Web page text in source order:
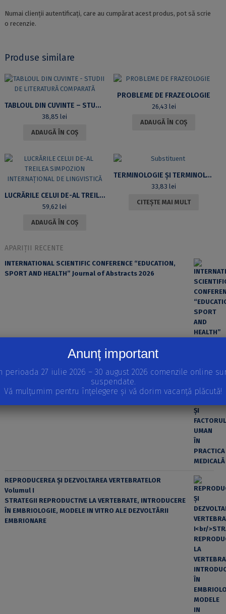
Ediția
a
și
Numai clienții autentificați, care au cumpărat acest produs, pot să scrie
o recenzie.
Produse similare
TABLOUL DIN CUVINTE – STUDII DE LITERATURĂ COMPARATĂ
38,85lei
ADAUGĂ ÎN COȘ
PROBLEME DE FRAZEOLOGIE
26,43 lei
ADAUGĂ ÎN COȘ
LUCRĂRILE CELUI DE-AL TREILEA SIMPOZION INTERNAȚIONAL DE LINGVISTICĂ
59,62lei
ADAUGĂ ÎN COȘ
TERMINOLOGIE ȘI TERMINOLOGII
33,83lei
CITEȘTE MAI MULT
APARIȚII RECENTE
INTERNATIONAL SCIENTIFIC CONFERENCE “EDUCATION,
SPORT AND HEALTH” Journal of Abstracts 2026
EROAREA ȘI FACTORUL UMAN ÎN PRACTICA MEDICALĂ
REPRODUCEREA ȘI DEZVOLTAREA VERTEBRATELOR
Volumul I
STRATEGII REPRODUCTIVE LA VERTEBRATE, INTRODUCERE
ÎN EMBRIOLOGIE, MODELE IN VITRO ALE DEZVOLTĂRII
EMBRIONARE
Anunț important
perioada 27 iulie 2026 – 30 august 2026 comenzile online
suspendate.
Vă mulțumim pentru înțelegere și vă dorim vacanță plăcută!